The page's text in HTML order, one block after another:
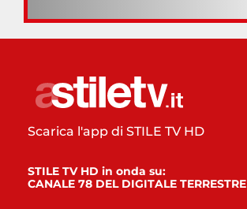
Scarica l'app di STILE TV HD
STILE TV HD in onda su:
CANALE 78 DEL DIGITALE TERRESTRE